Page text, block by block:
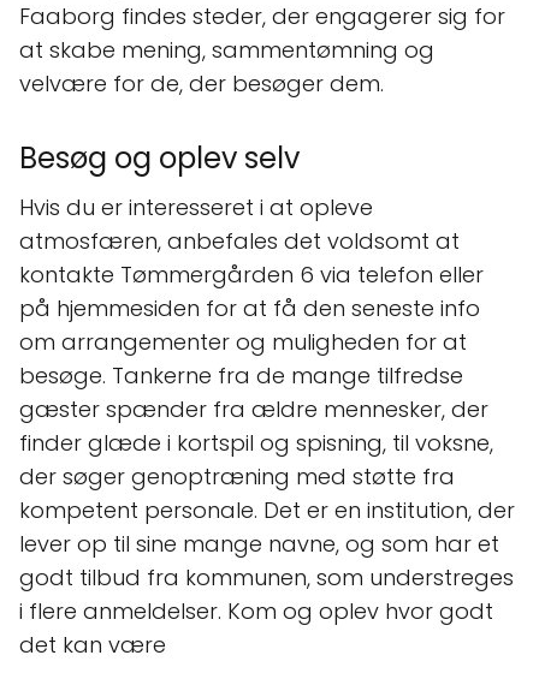
Faaborg findes steder, der engagerer sig for
at skabe mening, sammentømning og
velvære for de, der besøger dem.
Besøg og oplev selv
Hvis du er interesseret i at opleve
atmosfæren, anbefales det voldsomt at
kontakte Tømmergården 6 via telefon eller
på hjemmesiden for at få den seneste info
om arrangementer og muligheden for at
besøge. Tankerne fra de mange tilfredse
gæster spænder fra ældre mennesker, der
finder glæde i kortspil og spisning, til voksne,
der søger genoptræning med støtte fra
kompetent personale. Det er en institution, der
lever op til sine mange navne, og som har et
godt tilbud fra kommunen, som understreges
i flere anmeldelser. Kom og oplev hvor godt
det kan være